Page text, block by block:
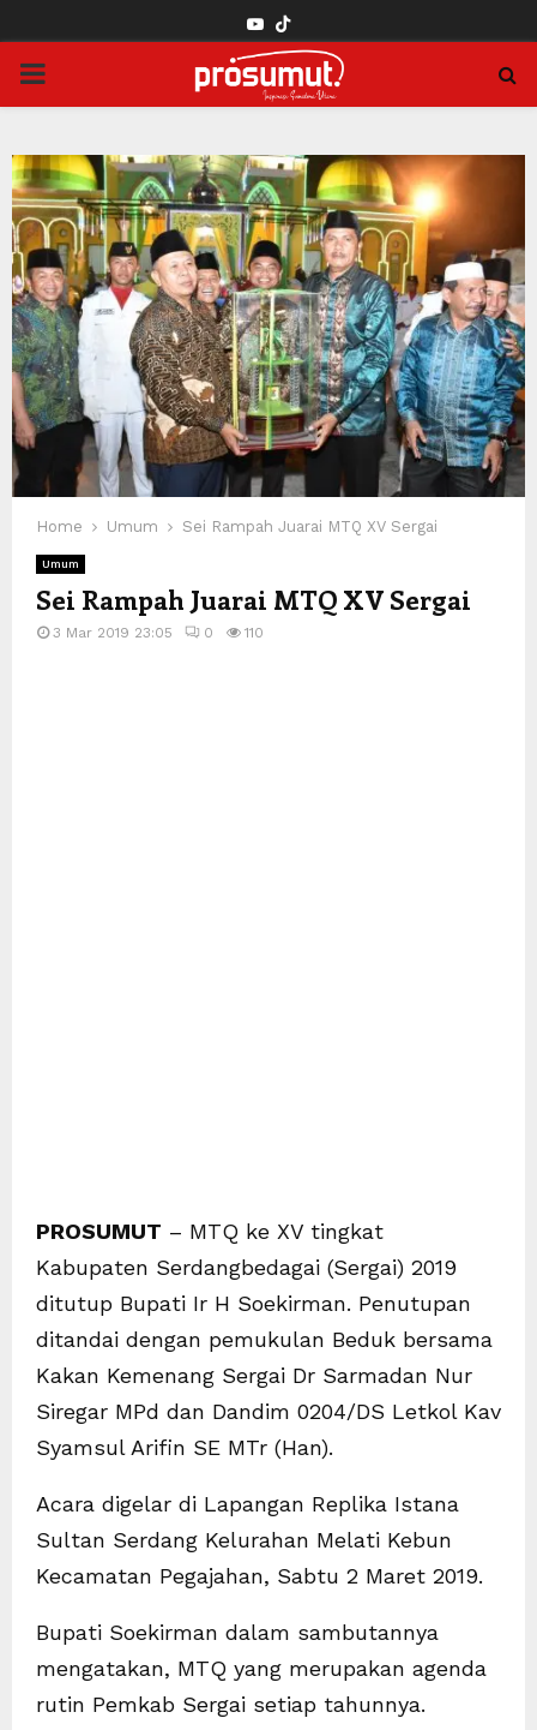
YOUTUBE
PRIMARY
Home Umum Sei Rampah Juarai MTQ XV Sergai
Umum
Sei Rampah Juarai MTQ XV Sergai
3 Mar 2019 23:05 0 110
PROSUMUT – MTQ ke XV tingkat
Kabupaten Serdangbedagai (Sergai) 2019
ditutup Bupati Ir H Soekirman. Penutupan
ditandai dengan pemukulan Beduk bersama
Kakan Kemenang Sergai Dr Sarmadan Nur
Siregar MPd dan Dandim 0204/DS Letkol Kav
Syamsul Arifin SE MTr (Han).
Acara digelar di Lapangan Replika Istana
Sultan Serdang Kelurahan Melati Kebun
Kecamatan Pegajahan, Sabtu 2 Maret 2019.
Bupati Soekirman dalam sambutannya
mengatakan, MTQ yang merupakan agenda
rutin Pemkab Sergai setiap tahunnya.